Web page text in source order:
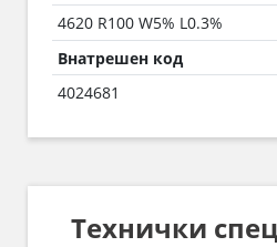
4620 R100 W5% L0.3%
Внатрешен код
4024681
Технички